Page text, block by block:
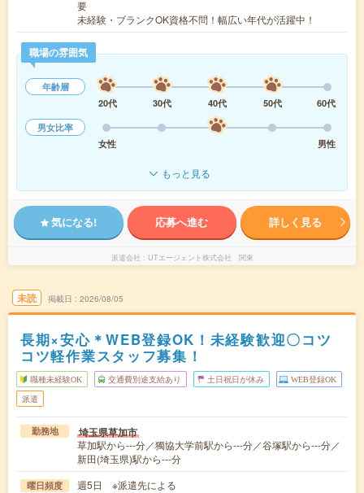
要
未経験・ブランクOK資格不問！幅広い年代が活躍中！
職場の雰囲気
年齢層
20代
30代 40代 50代
60代
男女比率
女性
男性
もっと見る
気になる! 応募へ進む 詳しく見る
派遣会社 UTエージェント株式会社 関東
未読 掲載日 2026/08/05
長期×安心＊WEB登録OK！未経験歓迎〇コツ
コツ軽作業スタッフ募集！
職種未経験OK 交通費別途支給あり 土日祝日が休み WEB登録OK
派遣
勤務地 埼玉県草加市
草加駅から---分／獨協大学前駅から---分／谷塚駅から---分／
新田(埼玉県)駅から---分
曜日頻度 週5日 ※派遣先による